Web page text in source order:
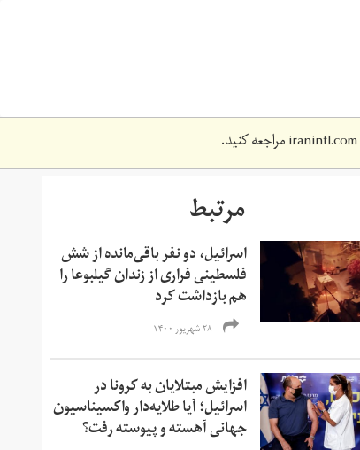
iranintl.comمراجعه کنید.
مرتبط
اسرائیل، دو نفر باقی‌مانده از شش
فلسطینی فراری از زندان گیلبوعا را
هم بازداشت کرد
۲۸ شهریور ۱۴۰۰
افزایش مبتلایان به کرونا در
اسرائیل؛ آیا طلایه‌دار واکسیناسیون
جهانی آهسته و پیوسته رفت؟